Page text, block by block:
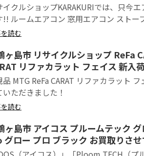
イクルショップKARAKURIでは、只今
!! ルームエアコン 窓用エアコン ストー
読む
ヶ島市 リサイクルショップ ReFa
リファカラット フェイス 新
品 MTG ReFa CARAT リファカラット
いただきました！
読む
ヶ島市 アイコス プルームテック
グロー プロ ブラック お買取りさ